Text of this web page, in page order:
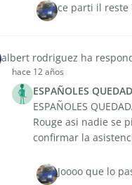
ce parti il reste
albert rodriguez ha
hace 12 años
ESPAÑOLES
ESPAÑOLES
Rouge asi nadie se
confirmar la
Joooo que lo